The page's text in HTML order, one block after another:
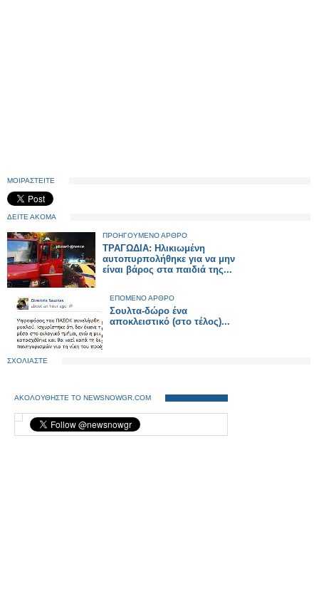
ΜΟΙΡΑΣΤΕΙΤΕ
ΔΕΙΤΕ ΑΚΟΜΑ
ΠΡΟΗΓΟΥΜΕΝΟ ΑΡΘΡΟ
ΤΡΑΓΩΔΙΑ: Ηλικιωμένη
αυτοπυρπολήθηκε για να μην
είναι βάρος στα παιδιά της...
ΕΠΟΜΕΝΟ ΑΡΘΡΟ
Σουλτα-δώρο ένα
αποκλειστικό (στο τέλος)...
ΣΧΟΛΙΑΣΤΕ
ΑΚΟΛΟΥΘΗΣΤΕ ΤΟ NEWSNOWGR.COM